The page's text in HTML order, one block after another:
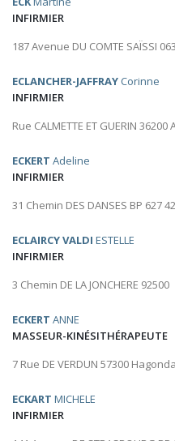
INFIRMIER
187 Avenue DU COMTE SAÏSSI
ECLANCHER-JAFFRAY Corinne
INFIRMIER
Rue CALMETTE ET GUERIN
ECKERT Adeline
INFIRMIER
31 Chemin DES DANSES BP 627
ECLAIRCY VALDI ESTELLE
INFIRMIER
3 Chemin DE LA JONCHERE 92500
ECKERT ANNE
MASSEUR-KINÉSITHÉRAPEUTE
7 Rue DE VERDUN 57300
ECKART MICHELE
INFIRMIER